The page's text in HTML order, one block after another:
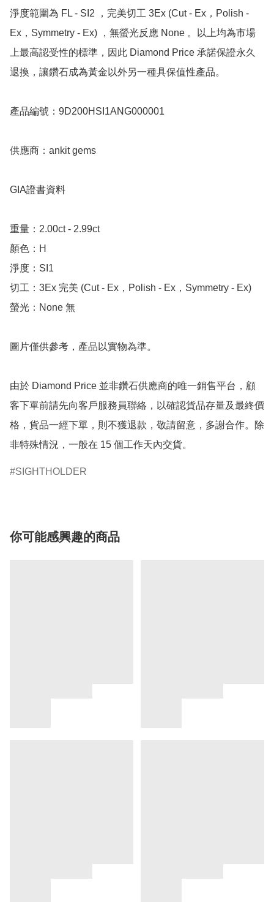
淨度範圍為 FL - SI2 ，完美切工 3Ex (Cut - Ex，Polish -
Ex，Symmetry - Ex) ，無螢光反應 None 。以上均為市場
上最高認受性的標準，因此 Diamond Price 承諾保證永久
退換，讓鑽石成為黃金以外另一種具保值性產品。
產品編號：9D200HSI1ANG000001
供應商：ankit gems
GIA證書資料
重量：2.00ct - 2.99ct
顏色：H
淨度：SI1
切工：3Ex 完美 (Cut - Ex，Polish - Ex，Symmetry - Ex)
螢光：None 無
圖片僅供參考，產品以實物為準。
由於 Diamond Price 並非鑽石供應商的唯一銷售平台，顧
客下單前請先向客戶服務員聯絡，以確認貨品存量及最終價
格，貨品一經下單，則不獲退款，敬請留意，多謝合作。除
非特殊情況，一般在 15 個工作天內交貨。
SIGHTHOLDER
你可能感興趣的商品